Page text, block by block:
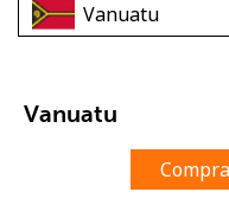
Mínimo 8 caracteres
Una letra mayúscula y
Vanuatu